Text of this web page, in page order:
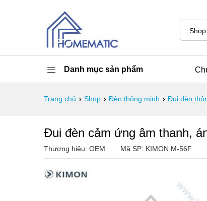
Shop
Danh mục sản phẩm
Trang chủ › Shop › Đèn thông minh › Đui đèn
Đui đèn cảm ứng âm thanh,
Thương hiệu: OEM Mã SP: KIMON M-56F